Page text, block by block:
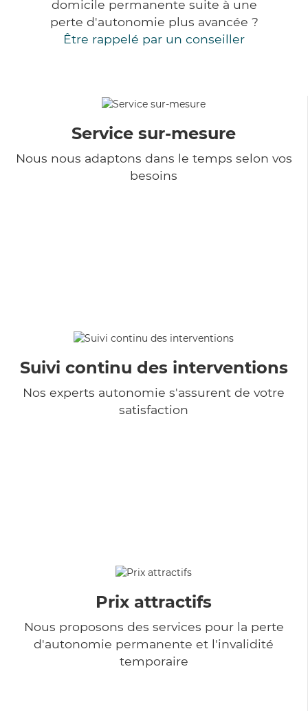
domicile permanente suite à une
perte d'autonomie plus avancée ?
Être rappelé par un conseiller
Service sur-mesure
Nous nous adaptons dans le temps selon vos
besoins
Suivi continu des interventions
Nos experts autonomie s'assurent de votre
satisfaction
Prix attractifs
Nous proposons des services pour la perte
d'autonomie permanente et l'invalidité
temporaire